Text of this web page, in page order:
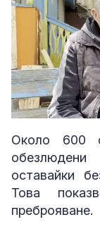
Unmute
Около 600
оставайки
Това
преброяване.